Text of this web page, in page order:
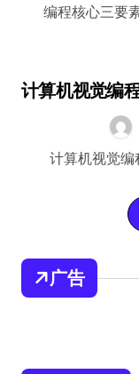
编程核心三要
计算机视觉编
计算机视觉
广告